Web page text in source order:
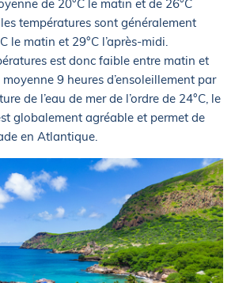
de 20°C le matin et de 26°C
les températures sont généralement
le matin et 29°C l’après-midi.
est donc faible entre matin et
9 heures d’ensoleillement par
de l’eau de mer de l’ordre de 24°C, le
globalement agréable et permet de
en Atlantique.